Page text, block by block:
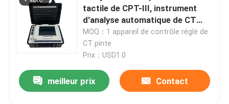
tactile de CPT-III, instrument
d'analyse automatique de CT
pinte
MOQ：1 appareil de contrôle réglé de
CT pinte
Prix：USD1.0
meilleur prix Contact